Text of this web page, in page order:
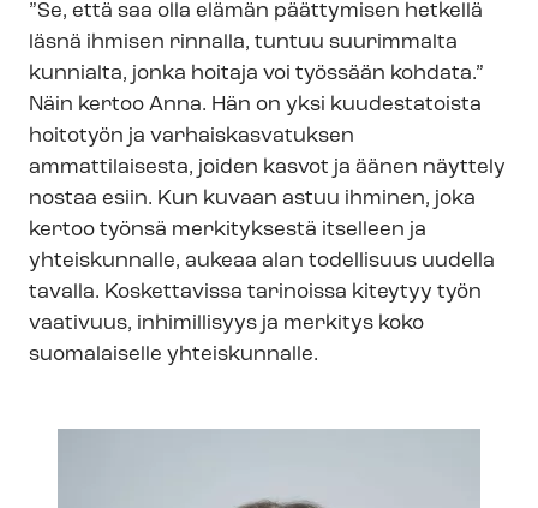
”Se, että saa olla elämän päättymisen hetkellä
läsnä ihmisen rinnalla, tuntuu suurimmalta
kunnialta, jonka hoitaja voi työssään kohdata.”
Näin kertoo Anna. Hän on yksi kuudestatoista
hoitotyön ja var­hais­kas­va­tuk­sen
ammattilaisesta, joiden kasvot ja äänen näyttely
nostaa esiin. Kun kuvaan astuu ihminen, joka
kertoo työnsä merkityksestä itselleen ja
yhteiskunnalle, aukeaa alan todellisuus uudella
tavalla. Koskettavissa tarinoissa kiteytyy työn
vaativuus, inhimillisyys ja merkitys koko
suomalaiselle yhteiskunnalle.